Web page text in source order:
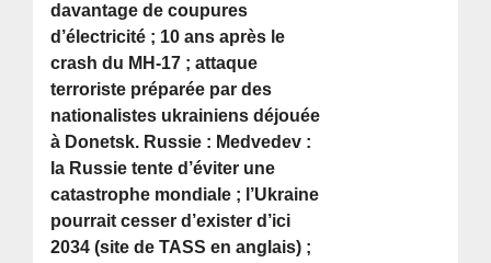
davantage de coupures
d’électricité ; 10 ans après le
crash du MH-17 ; attaque
terroriste préparée par des
nationalistes ukrainiens déjouée
à Donetsk. Russie : Medvedev :
la Russie tente d’éviter une
catastrophe mondiale ; l’Ukraine
pourrait cesser d’exister d’ici
2034 (site de TASS en anglais) ;